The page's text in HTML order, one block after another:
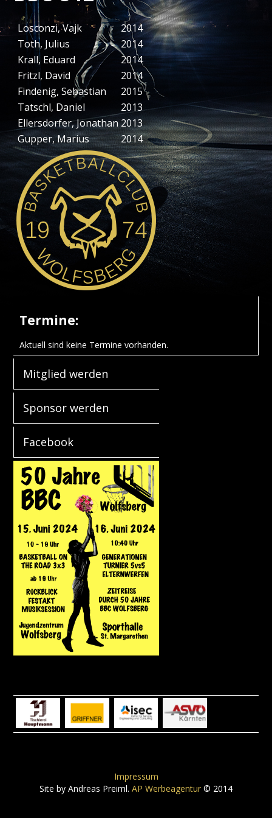
Losconzi, Vajk
2014
Toth, Julius
2014
Krall, Eduard
2014
Fritzl, David
2014
Findenig, Sebastian
2015
Tatschl, Daniel
2013
Ellersdorfer, Jonathan2013
Gupper, Marius
2014
Termine:
Aktuell sind keine Termine vorhanden.
Mitglied werden
Sponsor werden
Facebook
Impressum
Site by Andreas Preiml. AP Werbeagentur © 2014